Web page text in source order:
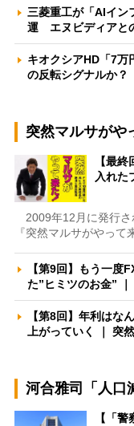
三菱重工が「AIイン
運 エヌビディアと
キオクシアHD「7万
の反転シグナルか
突然マルサがや
【最
入れた
2009年12月に発行さ
『突然マルサがやっ
【第9回】もう一
た”ヒミツのお金”
【第8回】年利は
上がっていく ｜ 突
河合雅司「人口
【「